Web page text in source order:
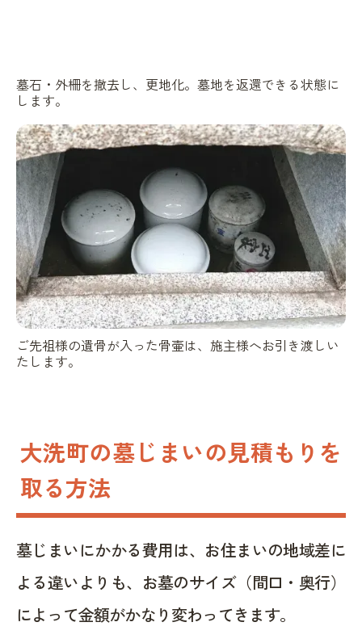
墓石・外柵を撤去し、更地化。墓地を返還できる状態に
します。
ご先祖様の遺骨が入った骨壷は、施主様へお引き渡しい
たします。
大洗町の墓じまいの見積もりを
取る方法
墓じまいにかかる費用は、お住まいの地域差に
よる違いよりも、お墓のサイズ（間口・奥行）
によって金額がかなり変わってきます。